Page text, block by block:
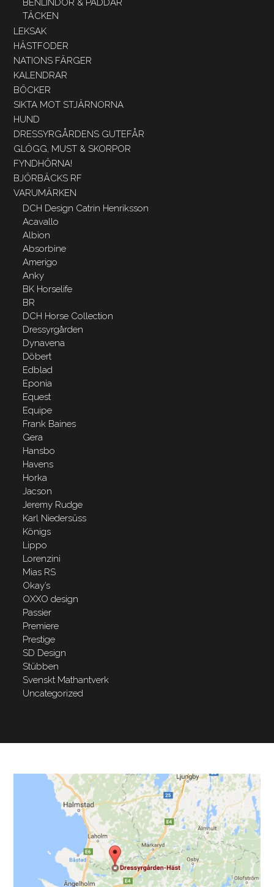
BENLINDOR & PADDAR
TÄCKEN
LEKSAK
HÄSTFODER
NATIONS FÄRGER
KALENDRAR
BÖCKER
SIKTA MOT STJÄRNORNA
HUND
DRESSYRGÅRDENS GUTEFÅR
GLÖGG, MUST & SKORPOR
FYNDHÖRNA!
BJÖRBÄCKS RF
VARUMÄRKEN
DCH Design Catrin Henriksson
Acavallo
Albion
Absorbine
Amerigo
Anky
BK Horselife
BR
DCH Horse Collection
Dressyrgården
Dynavena
Döbert
Edblad
Eponia
Equest
Equipe
Frank Baines
Gera
Hansbo
Havens
Horka
Jacson
Jeremy Rudge
Karl Niedersüss
Königs
Lippo
Lorenzini
Mias RS
Okay’s
OXXO design
Passier
Premiere
Prestige
SD Design
Stübben
Svenskt Mathantverk
Uncategorized